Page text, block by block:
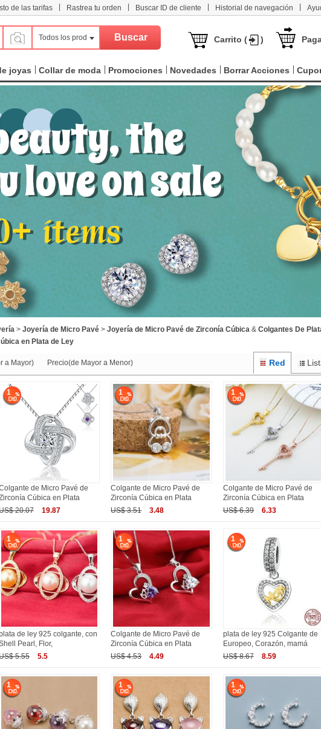
de las tarifas Rastrea tu orden Buscar ID de cliente Historial de navegación
Todos los productos Carrito ( )
joyas Collar de moda Promociones Novedades Borrar Acciones
> Joyería de Micro Pavé> Joyería de Micro Pavé de Zirconía Cúbica& Colgantes De
en Plata de Ley
a Mayor) Precio(de Mayor a Menor) Red
1
de Micro Pavé de
Cúbica en Plata
20.07
19.87
1
Colgante de Micro Pavé de
Zirconía Cúbica en Plata
US$ 3.51
3.48
1
Colgante de Micro Pavé de
Zirconía Cúbica en Plata
US$ 6.39
6.33
1
de ley 925 colgante, con
Pearl, Flor,
5.55
5.5
1
Colgante de Micro Pavé de
Zirconía Cúbica en Plata
US$ 4.53
4.49
1
plata de ley 925 Colgante de
Europeo, Corazón, mamá
US$ 8.67
8.59
1 1 1